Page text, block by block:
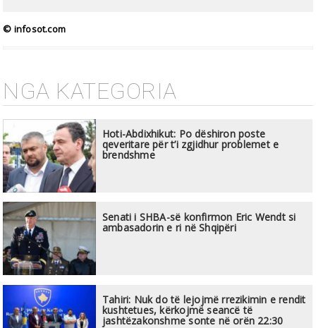
© infosot.com
NGA KATEGORIA
Hoti-Abdixhikut: Po dëshiron poste
qeveritare për t’i zgjidhur problemet e
brendshme
Senati i SHBA-së konfirmon Eric Wendt si
ambasadorin e ri në Shqipëri
Tahiri: Nuk do të lejojmë rrezikimin e rendit
kushtetues, kërkojmë seancë të
jashtëzakonshme sonte në orën 22:30